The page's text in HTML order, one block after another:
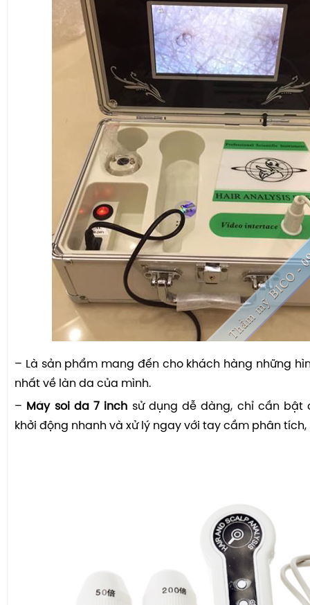
– Là sản phẩm mang đến cho khách hàng những
nhất về làn da của mình.
– Máy soi da 7 inch sử dụng dễ dàng, chỉ cần bật
khởi động nhanh và xử lý ngay với tay cầm phân tích,